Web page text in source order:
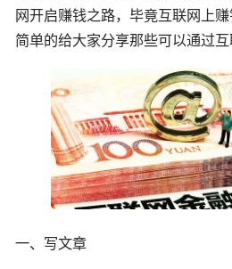
网开启赚钱之路，毕竟互联网上
简单的给大家分享那些可以通过互
一、写文章